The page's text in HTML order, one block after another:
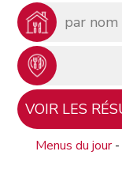
Menus du jour-